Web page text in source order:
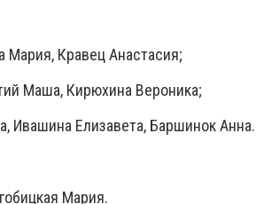
Кравец Анастасия;
Маша, Кирюхина Вероника;
Ивашина Елизавета, Баршинок Анна.
Мария.